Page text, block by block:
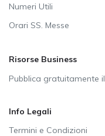
Numeri Utili
Orari SS. Messe
Risorse Business
Pubblica gratuitamente
Info Legali
Termini e Condizioni